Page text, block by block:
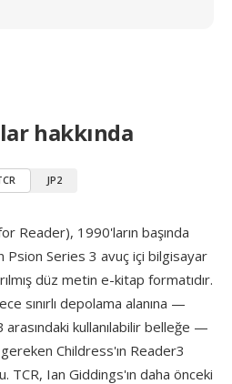
hakkında
JP2
Reader), 1990'ların başında
Psion Series 3 avuç içi bilgisayar
düz metin e-kitap formatıdır.
sınırlı depolama alanına —
kullanılabilir belleğe —
gereken Childress'ın Reader3
TCR, Ian Giddings'ın daha önceki